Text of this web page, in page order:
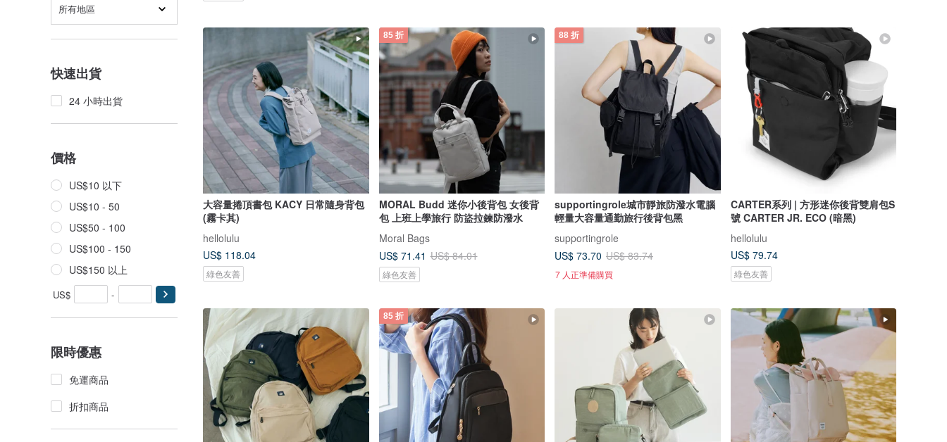
所有地區
快速出貨
24 小時出貨
價格
US$10 以下
US$10 - 50
US$50 - 100
US$100 - 150
US$150 以上
US$ -
限時優惠
免運商品
折扣商品
大容量捲頂書包 KACY 日常隨身背包
(霧卡其)
hellolulu
US$ 118.04
綠色友善
85 折
MORAL Budd 迷你小後背包 女後背
包 上班上學旅行 防盜拉鍊防潑水
Moral Bags
US$ 71.41 US$ 84.01
綠色友善
88 折
supportingrole城市靜旅防潑水電腦
輕量大容量通勤旅行後背包黑
supportingrole
US$ 73.70 US$ 83.74
7 人正準備購買
CARTER系列 | 方形迷你後背雙肩包S
號 CARTER JR. ECO (暗黑)
hellolulu
US$ 79.74
綠色友善
85 折